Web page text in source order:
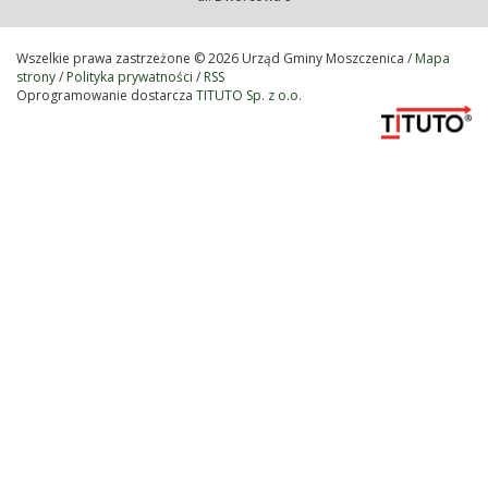
konkurs-jezykowo-plastyczny-rozstrzygniety-
Wszelkie prawa zastrzeżone © 2026 Urząd Gminy Moszczenica / Mapa
strony/ Polityka prywatności / RSS
Oprogramowanie dostarcza TITUTO Sp. z o.o.